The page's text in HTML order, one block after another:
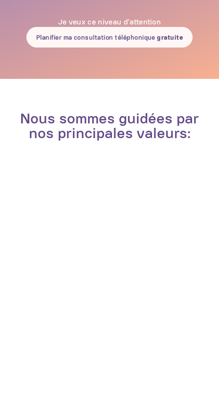
Je veux ce niveau d’attention
Planifier ma consultation téléphoniquegratuite
Nous sommes guidées par
nos principales valeurs: